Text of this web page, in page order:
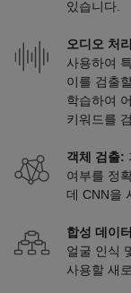
있습니다.
오디오 처
사용하여
이를 검출
학습하여
키워드를
객체 검출:
여부를 정
데 CNN을
합성 데이
얼굴 인식
사용할 새